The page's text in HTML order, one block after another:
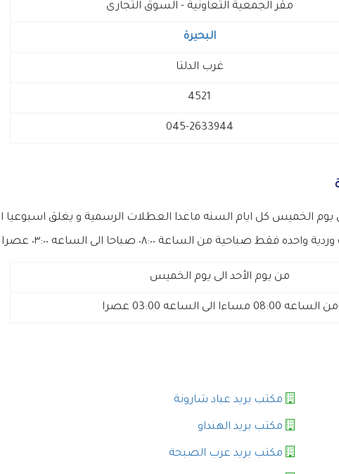
مقر الجمعية التعاونية - السوق التجارى
البحيرة
غرب الدلتا
4521
045-2633944
الخميس كل ايام السنه ماعدا العطلات الرسمية و يغلق اسبوعيا
وردية واحده فقط صباحية من الساعة ٠٨:٠٠ صباحا الى الساعه ٠٣:٠٠ عصرا .
من يوم الأحد الى يوم الخميس
من الساعه 08:00 مساءا الى الساعه 03:00 عصرا
مكتب بريد عباد شارونة
مكتب بريد الهنداو
مكتب بريد عرب الصبحة